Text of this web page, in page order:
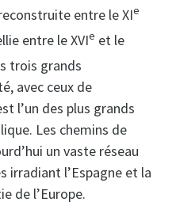
entre le XIe
entre le XVIe et le
trois grands
avec ceux de
l’un des plus grands
Les chemins de
un vaste réseau
irradiant l’Espagne et la
de l’Europe.